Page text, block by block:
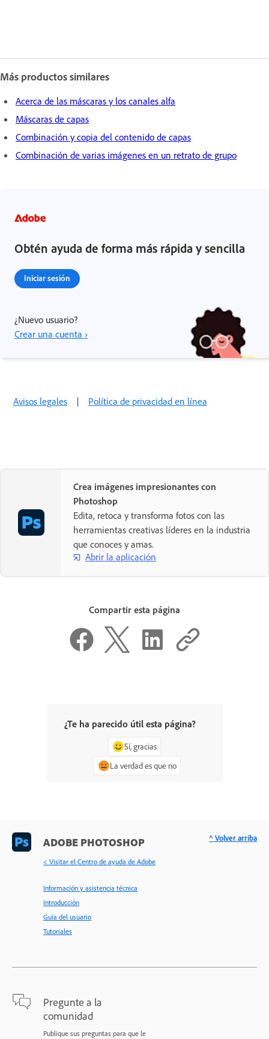
Más productos similares
Acerca de las máscaras y los canales alfa
Máscaras de capas
Combinación y copia del contenido de capas
Combinación de varias imágenes en un retrato de grupo
Obtén ayuda de forma más rápida y sencilla
Iniciar sesión
¿Nuevo usuario?
Crear una cuenta ›
Avisos legales | Política de privacidad en línea
Crea imágenes impresionantes con
Photoshop
Edita, retoca y transforma fotos con las
herramientas creativas líderes en la industria
que conoces y amas.
Abrir la aplicación
Compartir esta página
¿Te ha parecido útil esta página?
Sí, gracias
La verdad es que no
ADOBE PHOTOSHOP
< Visitar el Centro de ayuda de Adobe
Información y asistencia técnica
Introducción
Guía del usuario
Tutoriales
Pregunte a la
comunidad
Publique sus preguntas para que le
^ Volver arriba